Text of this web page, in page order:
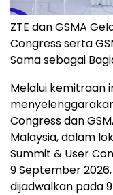
ZTE dan GSMA
Congress serta
Sama sebagai
Melalui kemitraan
Congress dan
Malaysia, dalam
Summit & User
9 September 2026,
dijadwalkan pada